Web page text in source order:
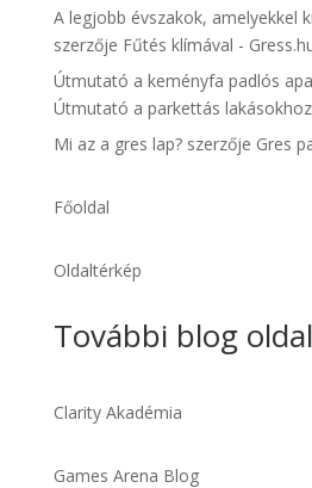
A legjobb évszakok, amelyekkel
szerzője Fűtés klímával -
Útmutató a keményfa padlós
Útmutató a parkettás
Mi az a gres lap?szerzője Gres
Főoldal
Oldaltérkép
További blog
Clarity Akadémia
Games Arena Blog